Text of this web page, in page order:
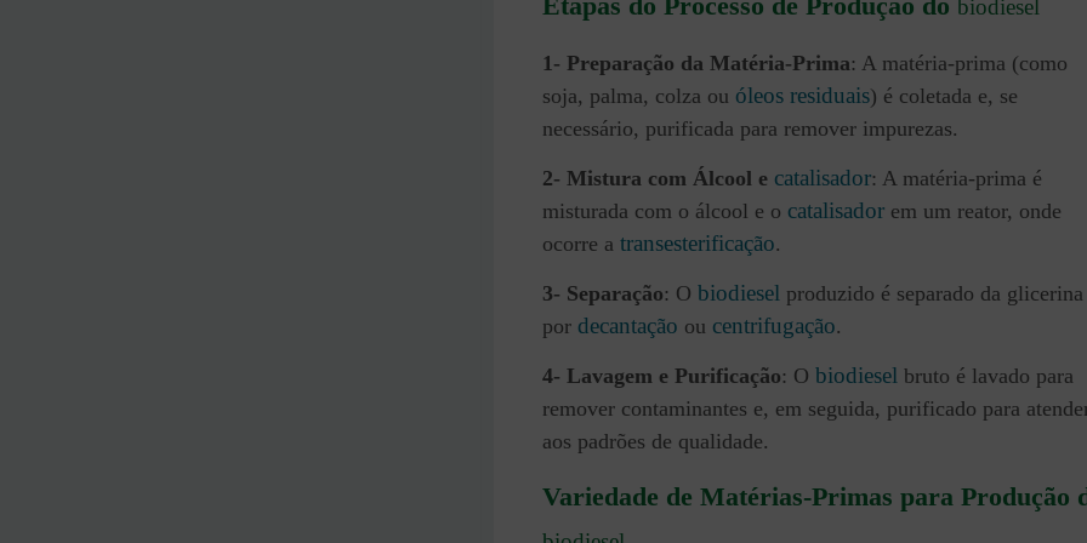
biodiesel
1- Preparação da Matéria-Prima: A matéria-prima (como
soja, palma, colza ou óleos residuais) é coletada e, se
necessário, purificada para remover impurezas.
2- Mistura com Álcool e catalisador: A matéria-prima é
misturada com o álcool e o catalisador em um reator, onde
ocorre a transesterificação.
3- Separação: O biodiesel produzido é separado da glicerina
por decantação ou centrifugação.
4- Lavagem e Purificação: O biodiesel bruto é lavado para
remover contaminantes e, em seguida, purificado para
aos padrões de qualidade​.
Variedade de Matérias-Primas para Produção